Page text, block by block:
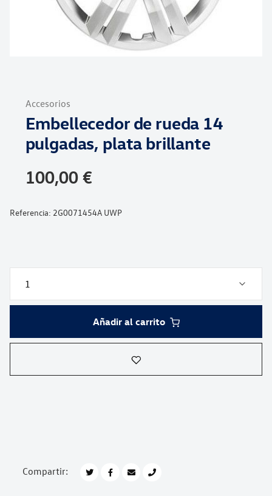
Accesorios
Embellecedor de rueda 14
pulgadas, plata brillante
100,00 €
Referencia: 2G0071454A UWP
Añadir al carrito
Compartir:
comienzo
galería
imágenes